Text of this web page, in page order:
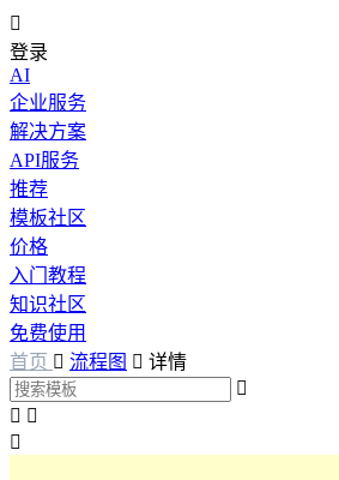

登录
AI
企业服务
解决方案
API服务
推荐
模板社区
价格
入门教程
知识社区
免费使用
首页  流程图  详情

 
